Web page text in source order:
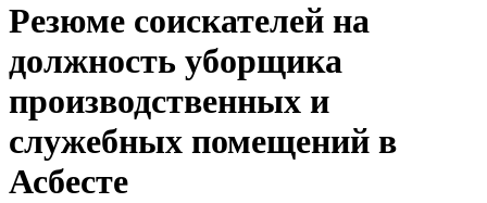
Резюме соискателей на
должность уборщика
производственных и
служебных помещений в
Асбесте